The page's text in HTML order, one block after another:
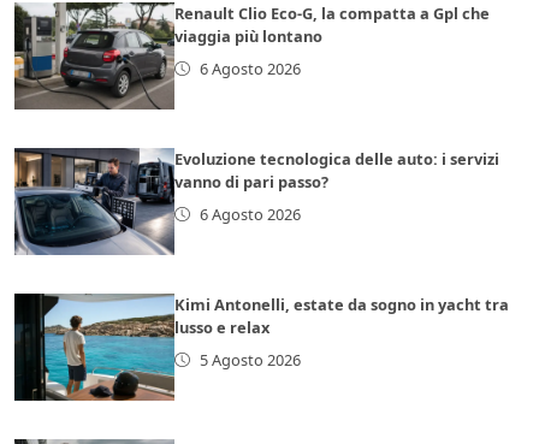
Renault Clio Eco-G, la compatta a Gpl che
viaggia più lontano
6 Agosto 2026
Evoluzione tecnologica delle auto: i servizi
vanno di pari passo?
6 Agosto 2026
Kimi Antonelli, estate da sogno in yacht tra
lusso e relax
5 Agosto 2026